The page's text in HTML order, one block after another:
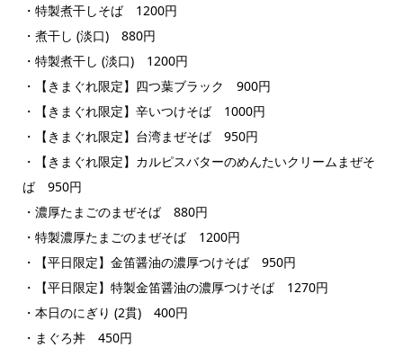
・特製煮干しそば 1200円
・煮干し (淡口) 880円
・特製煮干し (淡口) 1200円
・【きまぐれ限定】四つ葉ブラック 900円
・【きまぐれ限定】辛いつけそば 1000円
・【きまぐれ限定】台湾まぜそば 950円
・【きまぐれ限定】カルピスバターのめんたいクリームまぜそ
ば 950円
・濃厚たまごのまぜそば 880円
・特製濃厚たまごのまぜそば 1200円
・【平日限定】金笛醤油の濃厚つけそば 950円
・【平日限定】特製金笛醤油の濃厚つけそば 1270円
・本日のにぎり (2貫) 400円
・まぐろ丼 450円